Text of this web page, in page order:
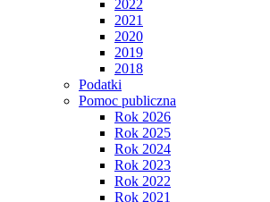
2022
2021
2020
2019
2018
Podatki
Pomoc publiczna
Rok 2026
Rok 2025
Rok 2024
Rok 2023
Rok 2022
Rok 2021